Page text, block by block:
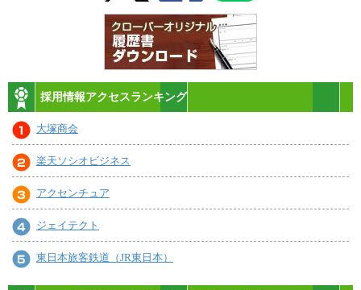
採用情報アクセスランキング
大塚商会
楽天ソシオビジネス
アクセンチュア
ジェイテクト
東日本旅客鉄道（JR東日本）